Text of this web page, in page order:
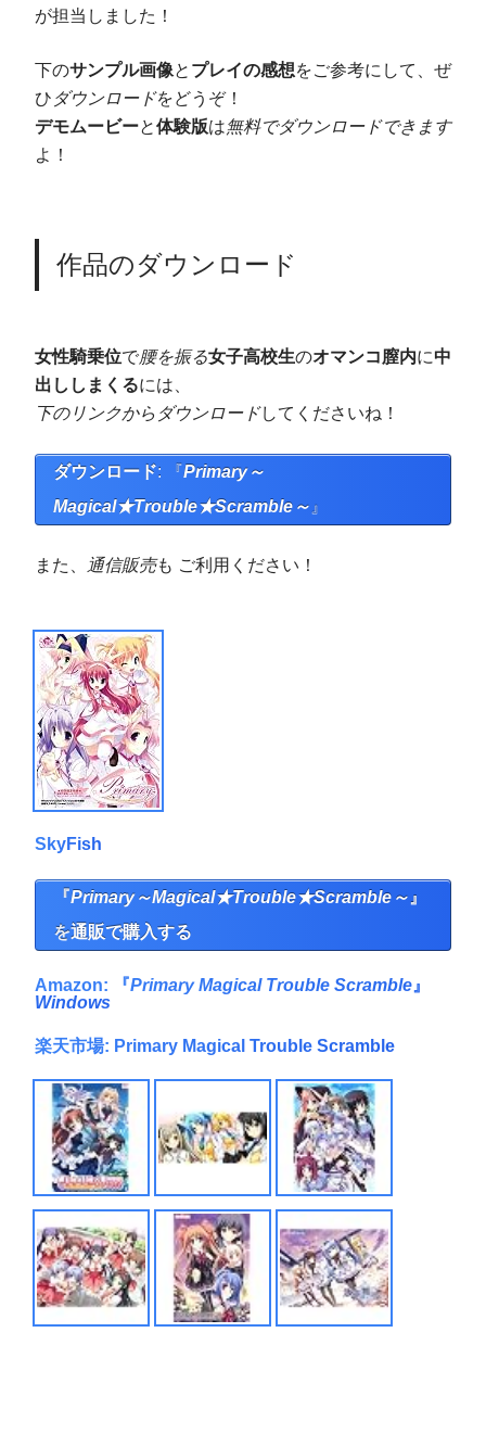
が担当しました！
下のサンプル画像と プレイの感想をご参考にして、ぜ
ひ ダウンロードをどうぞ！
デモムービーと体験版は無料でダウンロードできます
よ！
作品のダウンロード
女性騎乗位で腰を振る女子高校生のオマンコ膣内に中
出し しまくるには、
下のリンクからダウンロードしてくださいね！
ダウンロード: 『Primary～
Magical★Trouble★Scramble～』
また、 通信販売も ご利用ください！
SkyFish
『Primary～Magical★Trouble★Scramble～』
を通販で購入する
Amazon: 『Primary Magical Trouble Scramble 』
Windows
楽天市場: Primary Magical Trouble Scramble